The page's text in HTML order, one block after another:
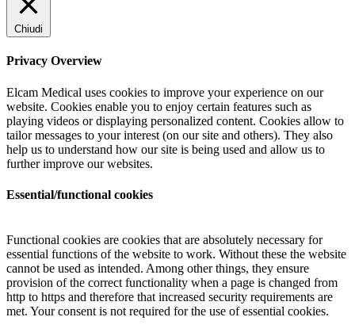
Chiudi
Privacy Overview
Elcam Medical uses cookies to improve your experience on our
website. Cookies enable you to enjoy certain features such as
playing videos or displaying personalized content. Cookies allow to
tailor messages to your interest (on our site and others). They also
help us to understand how our site is being used and allow us to
further improve our websites.
Essential/functional cookies
Functional cookies are cookies that are absolutely necessary for
essential functions of the website to work. Without these the website
cannot be used as intended. Among other things, they ensure
provision of the correct functionality when a page is changed from
http to https and therefore that increased security requirements are
met. Your consent is not required for the use of essential cookies.